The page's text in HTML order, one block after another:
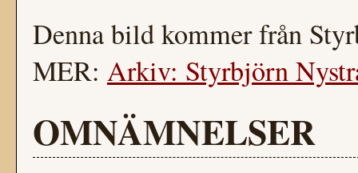
Denna bild kommer från
MER: Arkiv: Styrbjörn
OMNÄMNELSER